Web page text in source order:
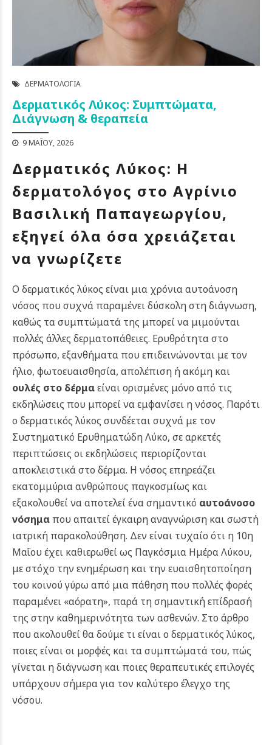
ΔΕΡΜΑΤΟΛΟΓΊΑ
Δερματικός Λύκος: Συμπτώματα,
Διάγνωση & θεραπεία
9 ΜΑΪ́ΟΥ, 2026
Δερματικός Λύκος: Η
δερματολόγος στο Αγρίνιο
Βασιλική Παπαγεωργίου,
εξηγεί όλα όσα χρειάζεται
να γνωρίζετε
Ο δερματικός λύκος είναι μια χρόνια αυτοάνοση
νόσος που συχνά παραμένει δύσκολη στη διάγνωση,
καθώς τα συμπτώματά της μπορεί να μιμούνται
πολλές άλλες δερματοπάθειες. Ερυθρότητα στο
πρόσωπο, εξανθήματα που επιδεινώνονται με τον
ήλιο, φωτοευαισθησία, απολέπιση ή ακόμη και
ουλές στο δέρμαείναι ορισμένες μόνο από τις
εκδηλώσεις που μπορεί να εμφανίσει η νόσος. Παρότι
ο δερματικός λύκος συνδέεται συχνά με τον
Συστηματικό Ερυθηματώδη Λύκο, σε αρκετές
περιπτώσεις οι εκδηλώσεις περιορίζονται
αποκλειστικά στο δέρμα. Η νόσος επηρεάζει
εκατομμύρια ανθρώπους παγκοσμίως και
εξακολουθεί να αποτελεί ένα σημαντικό αυτοάνοσο
νόσημα που απαιτεί έγκαιρη αναγνώριση και σωστή
ιατρική παρακολούθηση. Δεν είναι τυχαίο ότι η 10η
Μαΐου έχει καθιερωθεί ως Παγκόσμια Ημέρα Λύκου,
με στόχο την ενημέρωση και την ευαισθητοποίηση
του κοινού γύρω από μια πάθηση που πολλές φορές
παραμένει «αόρατη», παρά τη σημαντική επίδρασή
της στην καθημερινότητα των ασθενών. Στο άρθρο
που ακολουθεί θα δούμε τι είναι ο δερματικός λύκος,
ποιες είναι οι μορφές και τα συμπτώματά του, πώς
γίνεται η διάγνωση και ποιες θεραπευτικές επιλογές
υπάρχουν σήμερα για τον καλύτερο έλεγχο της
νόσου.